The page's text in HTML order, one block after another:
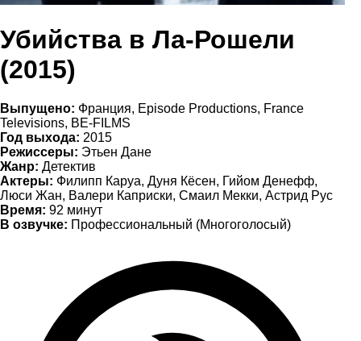
Убийства в Ла-Рошели
(2015)
Выпущено: Франция, Episode Productions, France
Televisions, BE-FILMS
Год выхода: 2015
Режиссеры: Этьен Дане
Жанр: Детектив
Актеры: Филипп Каруа, Дуня Кёсен, Гийом Денефф,
Люси Жан, Валери Каприски, Смаил Мекки, Астрид Рус
Время: 92 минут
В озвучке: Профессиональный (Многоголосый)